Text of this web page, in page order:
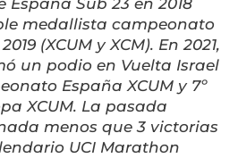
Sub 23 en 2018
medallista campeonato
(XCUM y XCM). En 2021,
un podio en Vuelta Israel
España XCUM y 7º
XCUM. La pasada
menos que 3 victorias
UCI Marathon